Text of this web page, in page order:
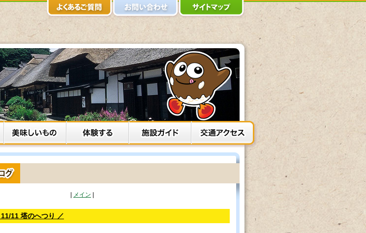
メイン
11 塔のへつり ／